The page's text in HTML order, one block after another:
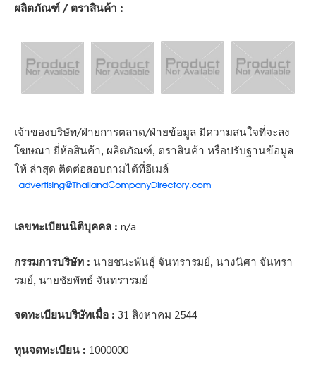
ผลิตภัณฑ์ / ตราสินค้า :
เจ้าของบริษัท/ฝ่ายการตลาด/ฝ่ายข้อมูล มีความสนใจที่จะลง
โฆษณา ยี่ห้อสินค้า, ผลิตภัณฑ์, ตราสินค้า หรือปรับฐานข้อมูล
ให้ ล่าสุด ติดต่อสอบถามได้ที่อีเมล์
เลขทะเบียนนิติบุคคล : n/a
กรรมการบริษัท : นายชนะพันธุ์ จันทรารมย์, นางนิศา จันทรา
รมย์, นายชัยพัทธ์ จันทรารมย์
จดทะเบียนบริษัทเมื่อ : 31 สิงหาคม 2544
ทุนจดทะเบียน : 1000000